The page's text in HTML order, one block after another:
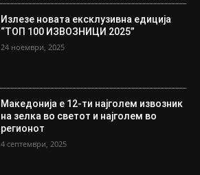
Излезе новата ексклузивна едиција
“ТОП 100 ИЗВОЗНИЦИ 2025”
24 ноември, 2025
Македонија е 12-ти најголем извозник
на зелка во светот и најголем во
регионот
4 септември, 2025